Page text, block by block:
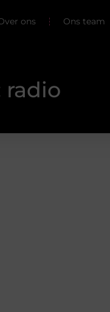
ons Ons team
radio